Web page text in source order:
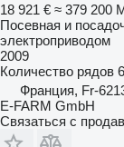
18 921 € ≈ 379 200
Посевная и
электроприводом
2009
Количество рядов 6
Франция, Fr-
E-FARM GmbH
Связаться с